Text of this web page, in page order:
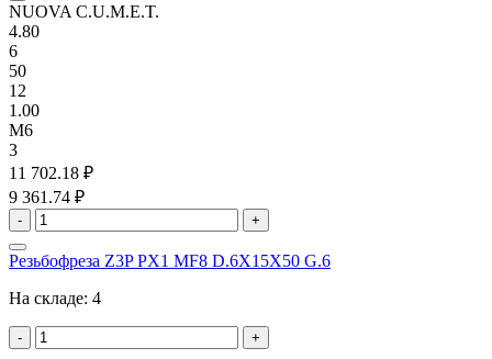
NUOVA C.U.M.E.T.
4.80
6
50
12
1.00
M6
3
11 702.18 ₽
9 361.74 ₽
- +
Резьбофреза Z3P PX1 MF8 D.6X15X50 G.6
На складе: 4
- +